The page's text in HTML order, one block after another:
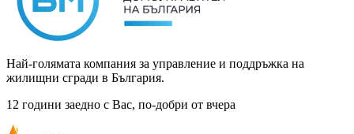
Най-голямата компания за управление и поддръжка на
жилищни сгради в България.
12 години заедно с Вас, по-добри от вчера